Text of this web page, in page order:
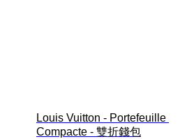
Louis Vuitton - Portefeuille
Compacte - 雙折錢包